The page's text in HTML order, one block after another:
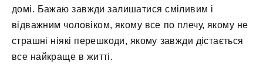
домі. Бажаю завжди залишатися сміливим і
відважним чоловіком, якому все по плечу, якому не
страшні ніякі перешкоди, якому завжди дістається
все найкраще в житті.